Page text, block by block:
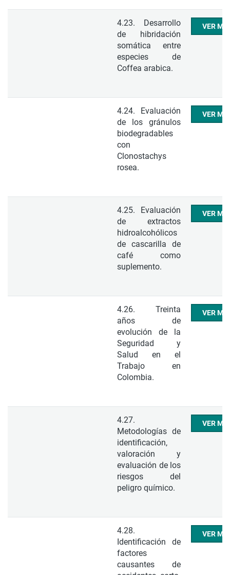
4.23. Desarrollo
de hibridación
somática entre
especies de
Coffea arabica.
VER
4.24. Evaluación
de los gránulos
biodegradables
con
Clonostachys
rosea.
VER
4.25. Evaluación
de extractos
hidroalcohólicos
de cascarilla de
café como
suplemento.
VER
4.26. Treinta
años de
evolución de la
Seguridad y
Salud en el
Trabajo en
Colombia.
VER
4.27.
Metodologías de
identificación,
valoración y
evaluación de los
riesgos del
peligro químico.
VER
4.28.
Identificación de
factores
causantes de
VER